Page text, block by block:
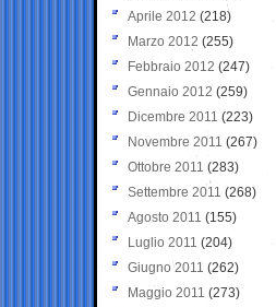
Aprile 2012 (218)
Marzo 2012 (255)
Febbraio 2012 (247)
Gennaio 2012 (259)
Dicembre 2011 (223)
Novembre 2011 (267)
Ottobre 2011 (283)
Settembre 2011 (268)
Agosto 2011 (155)
Luglio 2011 (204)
Giugno 2011 (262)
Maggio 2011 (273)